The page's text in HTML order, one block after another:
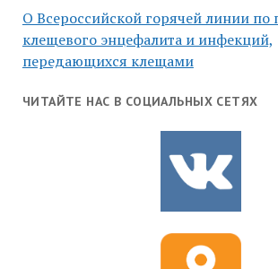
О Всероссийской горячей линии по
клещевого энцефалита и инфекций,
передающихся клещами
ЧИТАЙТЕ НАС В СОЦИАЛЬНЫХ СЕТЯХ